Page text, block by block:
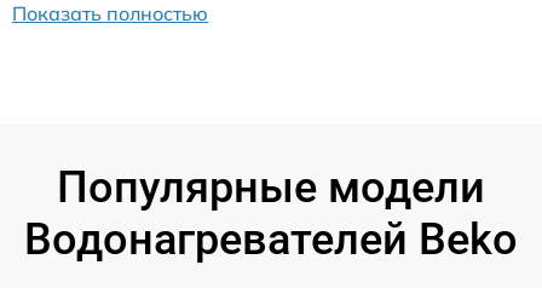
Показать полностью
Популярные модели
Водонагревателей Beko